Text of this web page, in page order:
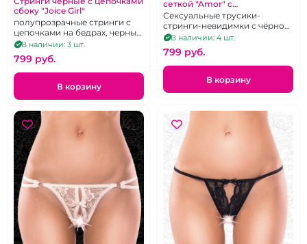
сбоку "Joice Girl"
полупрозрачные стринги с
цепочками на бедрах, черные,
р 46-50
В наличии: 3 шт.
799 pуб.
В корзину
сеткой "Amor" с
металлическим украшением
размер М-XL
Сексуальные трусики-
стринги-невидимки с чёрной
окантовкой и украшением
мерцающим стразами на
пояске. Размер М/XL
В наличии: 4 шт.
799 pуб.
В корзину